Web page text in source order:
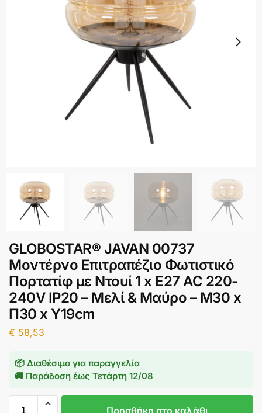
GLOBOSTAR® JAVAN 00737
Μοντέρνο Επιτραπέζιο Φωτιστικό
Πορτατίφ με Ντουί 1 x E27 AC 220-
240V IP20 – Μελί & Μαύρο – Μ30 x
Π30 x Y19cm
€ 58,53
📦 Διαθέσιμο για παραγγελία
🚚 Παράδοση έως Τετάρτη 12/08